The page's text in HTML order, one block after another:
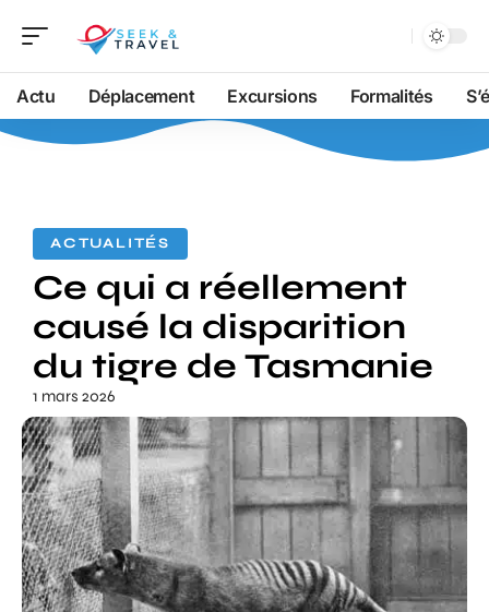
Actu Déplacement Excursions Formalités
ACTUALITÉS
Ce qui a réellement
causé la disparition
du tigre de Tasmanie
1 mars 2026